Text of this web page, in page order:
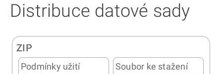
Distribuce datové sady
ZIP
Podmínky užití
Soubor ke stažení